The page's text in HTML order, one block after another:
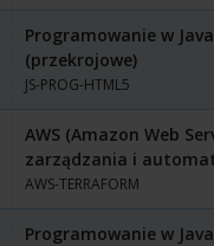
Programowanie w
(przekrojowe)
JS-PROG-HTML5
AWS (Amazon Web
zarządzania i
AWS-TERRAFORM
Programowanie w